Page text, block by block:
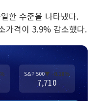
한 수준을 나타냈다.
가격이 3.9% 감소했다.
S&P 500▼ -0.18%
7,710